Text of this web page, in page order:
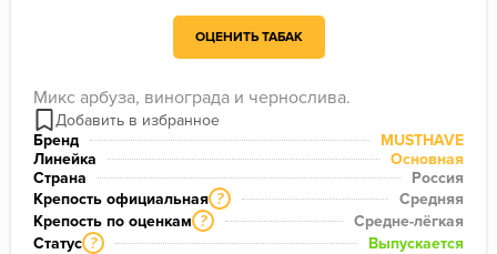
Микс арбуза, винограда и чернослива.
Бренд
MUSTHAVE
Линейка
Основная
Страна
Россия
Крепость официальная ?
Средняя
Крепость по оценкам ?
Средне-лёгкая
Статус ?
Выпускается
ОЦЕНИТЬ ТАБАК